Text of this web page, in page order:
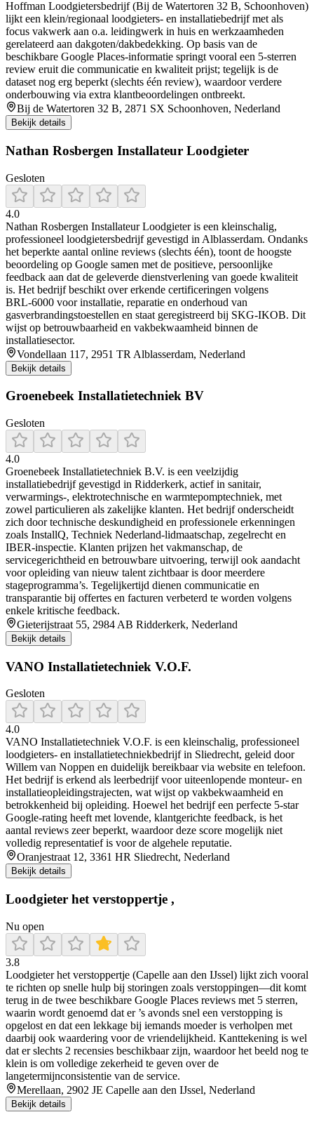
Hoffman Loodgietersbedrijf (Bij de Watertoren 32 B, Schoonhoven)
lijkt een klein/regionaal loodgieters- en installatiebedrijf met als
focus vakwerk aan o.a. leidingwerk in huis en werkzaamheden
gerelateerd aan dakgoten/dakbedekking. Op basis van de
beschikbare Google Places-informatie springt vooral een 5-sterren
review eruit die communicatie en kwaliteit prijst; tegelijk is de
dataset nog erg beperkt (slechts één review), waardoor verdere
onderbouwing via extra klantbeoordelingen ontbreekt.
Bij de Watertoren 32 B, 2871 SX Schoonhoven, Nederland
Bekijk details
Nathan Rosbergen Installateur Loodgieter
Gesloten
4.0
Nathan Rosbergen Installateur Loodgieter is een kleinschalig,
professioneel loodgietersbedrijf gevestigd in Alblasserdam. Ondanks
het beperkte aantal online reviews (slechts één), toont de hoogste
beoordeling op Google samen met de positieve, persoonlijke
feedback aan dat de geleverde dienstverlening van goede kwaliteit
is. Het bedrijf beschikt over erkende certificeringen volgens
BRL‑6000 voor installatie, reparatie en onderhoud van
gasverbrandingstoestellen en staat geregistreerd bij SKG‑IKOB. Dit
wijst op betrouwbaarheid en vakbekwaamheid binnen de
installatiesector.
Vondellaan 117, 2951 TR Alblasserdam, Nederland
Bekijk details
Groenebeek Installatietechniek BV
Gesloten
4.0
Groenebeek Installatietechniek B.V. is een veelzijdig
installatiebedrijf gevestigd in Ridderkerk, actief in sanitair,
verwarmings-, elektrotechnische en warmtepomptechniek, met
zowel particulieren als zakelijke klanten. Het bedrijf onderscheidt
zich door technische deskundigheid en professionele erkenningen
zoals InstallQ, Techniek Nederland-lidmaatschap, zegelrecht en
IBER-inspectie. Klanten prijzen het vakmanschap, de
servicegerichtheid en betrouwbare uitvoering, terwijl ook aandacht
voor opleiding van nieuw talent zichtbaar is door meerdere
stageprogramma’s. Tegelijkertijd dienen communicatie en
transparantie bij offertes en facturen verbeterd te worden volgens
enkele kritische feedback.
Gieterijstraat 55, 2984 AB Ridderkerk, Nederland
Bekijk details
VANO Installatietechniek V.O.F.
Gesloten
4.0
VANO Installatietechniek V.O.F. is een kleinschalig, professioneel
loodgieters- en installatietechniekbedrijf in Sliedrecht, geleid door
Willem van Noppen en duidelijk bereikbaar via website en telefoon.
Het bedrijf is erkend als leerbedrijf voor uiteenlopende monteur- en
installatieopleidingstrajecten, wat wijst op vakbekwaamheid en
betrokkenheid bij opleiding. Hoewel het bedrijf een perfecte 5‑star
Google‑rating heeft met lovende, klantgerichte feedback, is het
aantal reviews zeer beperkt, waardoor deze score mogelijk niet
volledig representatief is voor de algehele reputatie.
Oranjestraat 12, 3361 HR Sliedrecht, Nederland
Bekijk details
Loodgieter het verstoppertje ,
Nu open
3.8
Loodgieter het verstoppertje (Capelle aan den IJssel) lijkt zich vooral
te richten op snelle hulp bij storingen zoals verstoppingen—dit komt
terug in de twee beschikbare Google Places reviews met 5 sterren,
waarin wordt genoemd dat er ’s avonds snel een verstopping is
opgelost en dat een lekkage bij iemands moeder is verholpen met
daarbij ook waardering voor de vriendelijkheid. Kanttekening is wel
dat er slechts 2 recensies beschikbaar zijn, waardoor het beeld nog te
klein is om volledige zekerheid te geven over de
langetermijnconsistentie van de service.
Merellaan, 2902 JE Capelle aan den IJssel, Nederland
Bekijk details